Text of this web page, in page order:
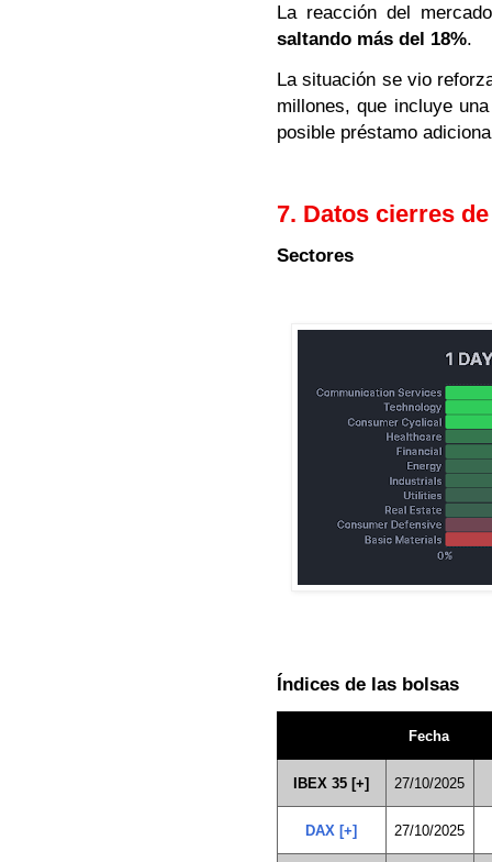
La reacción del
saltando más del 18%.
La situación se vio
millones, que incluye
posible préstamo
7. Datos cierres
Sectores
Índices de las bolsas
Fecha
IBEX 35 [+] 27/10/2025
DAX [+] 27/10/2025